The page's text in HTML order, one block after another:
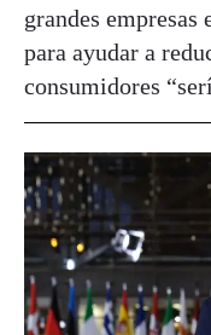
grandes empresas
para ayudar a
consumidores